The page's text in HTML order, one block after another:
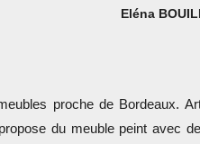
Eléna
proche de Bordeaux.
du meuble peint avec